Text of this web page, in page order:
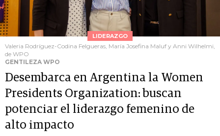
LIDERAZGO
Valeria Rodríguez-Codina Felgueras, María Josefina Maluf y Anni Wilhelmi,
de WPO
GENTILEZA WPO
Desembarca en Argentina la Women
Presidents Organization: buscan
potenciar el liderazgo femenino de
alto impacto